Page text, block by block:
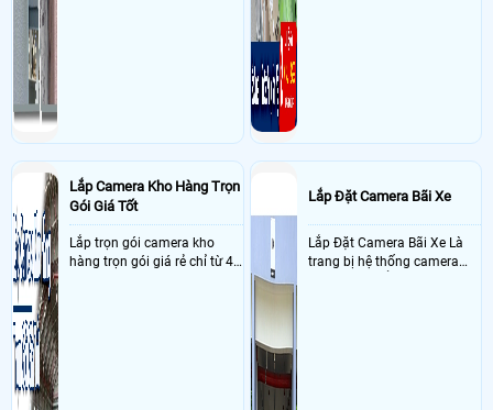
Lắp Camera Kho Hàng Trọn
Gói Giá Tốt
Lắp trọn gói camera kho
hàng trọn gói giá rẻ chỉ từ 4
Lắp Đặt Camera Bãi Xe
Lắp Đặt Camera Bãi Xe Là
trang bị hệ thống camera